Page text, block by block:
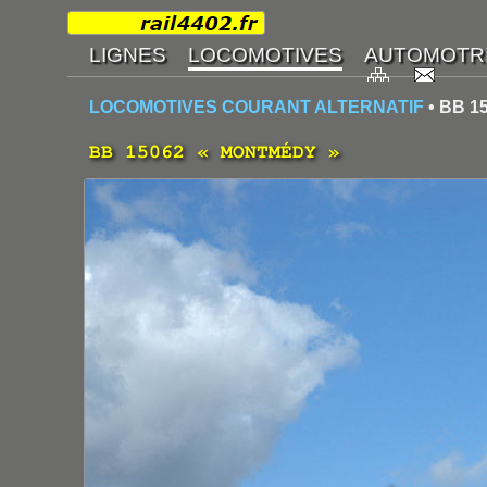
LOCOMOTIVES COURANT ALTERNATIF • BB
BB 15062 « MONTMÉDY »